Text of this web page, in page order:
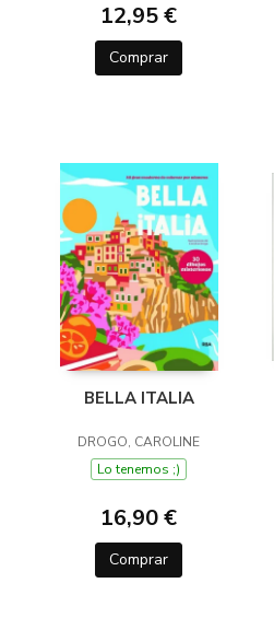
12,95 €
Comprar
BELLA ITALIA
DROGO, CAROLINE
Lo tenemos ;)
16,90 €
Comprar